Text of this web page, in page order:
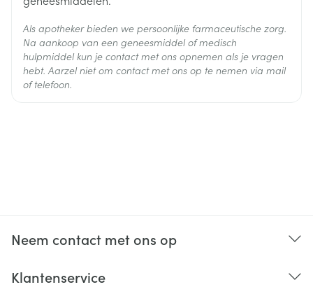
Als apotheker bieden we persoonlijke farmaceutische zorg.
Na aankoop van een geneesmiddel of medisch
hulpmiddel kun je contact met ons opnemen als je vragen
hebt. Aarzel niet om contact met ons op te nemen via mail
of telefoon.
Neem contact met ons op
Klantenservice